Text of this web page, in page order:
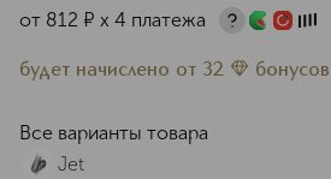
от 812 ¤ х 4 платежа
будет начислено от 32 бонусов
Все варианты товара
Jet